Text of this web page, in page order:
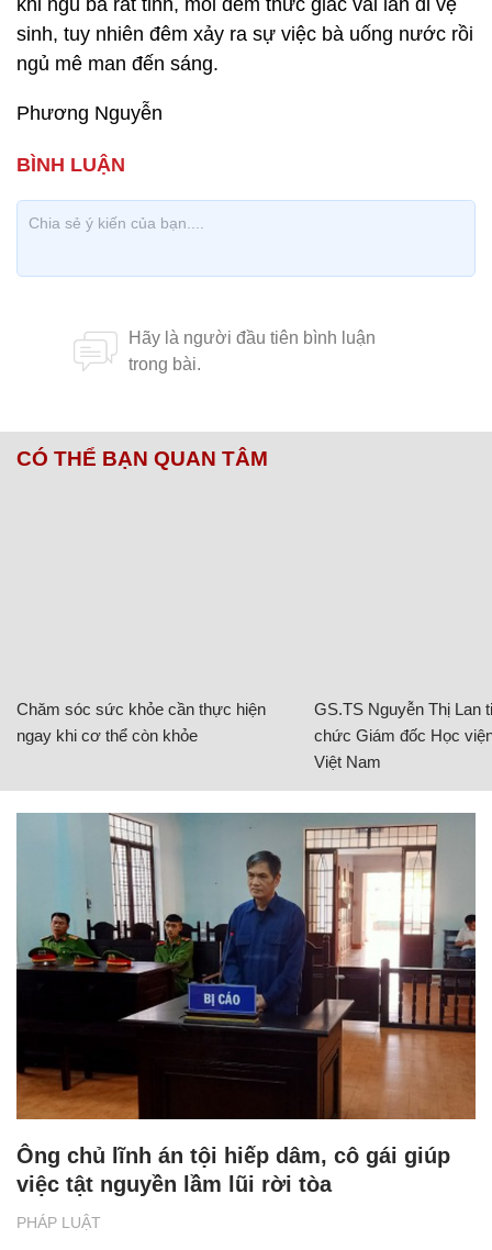
khi ngủ bà rất tỉnh, mỗi đêm thức giấc vài lần đi vệ
sinh, tuy nhiên đêm xảy ra sự việc bà uống nước rồi
ngủ mê man đến sáng.
Phương Nguyễn
CÓ THỂ BẠN QUAN TÂM
Chăm sóc sức khỏe cần thực hiện
ngay khi cơ thể còn khỏe
GS.TS Nguyễn Thị Lan
chức Giám đốc Học
Việt Nam
PHÁP LUẬT
Ông chủ lĩnh án tội hiếp dâm, cô gái giúp
việc tật nguyền lầm lũi rời tòa